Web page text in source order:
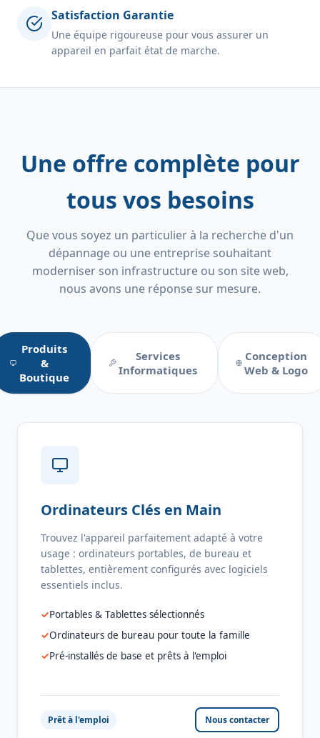
Satisfaction Garantie
Une équipe rigoureuse pour vous assurer un
appareil en parfait état de marche.
Une offre complète pour
tous vos besoins
Que vous soyez un particulier à la recherche d'un
dépannage ou une entreprise souhaitant
moderniser son infrastructure ou son site web,
nous avons une réponse sur mesure.
Produits
&
Boutique
Services
Informatiques
Conception
Web & Logo
Ordinateurs Clés en Main
Trouvez l'appareil parfaitement adapté à votre
usage : ordinateurs portables, de bureau et
tablettes, entièrement configurés avec logiciels
essentiels inclus.
Portables & Tablettes sélectionnés
Ordinateurs de bureau pour toute la famille
Pré-installés de base et prêts à l'emploi
Prêt à l'emploi Nous contacter